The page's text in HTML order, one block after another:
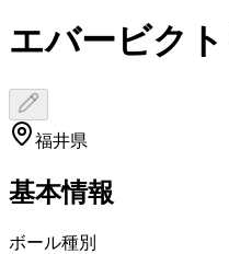
エバービク
福井県
基本情報
ボール種別